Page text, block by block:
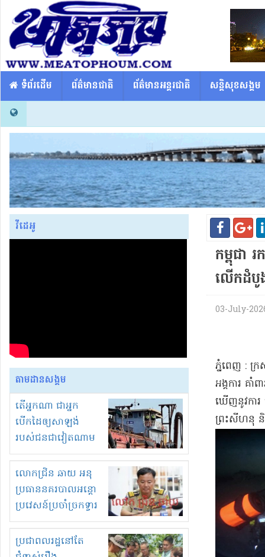
​​ ទំព័រដើម ព័ត៌មានជាតិ ព័ត៌មានអន្តរជាតិ សន្តិសុខសង្គម
វីដេអូ
តាមដានសង្គម
តើអ្នកណា ជាអ្នក
បើកដៃឲ្យសាឡង់
របស់ជនជាវៀតណាម
ចូល មកខុស
ច្បាប់លួចបូមខ្សាច់នៅ
ក្នុងប្រទេសកម្ពុជា
លោកជ្រិន ឆាយ អនុ
ប្រធាននគរបាលអន្តោ
ប្រវេសន៍ប្រចាំច្រកទ្វារ
ព្រំដែនភ្នំឌិន និងឈ្មួញ
មួយចំនួនទៀត
ប្រជាពលរដ្ឋនៅតែ
កម្ពុជា
លើកដំបូ
03-July-
ភ្នំពេញ : ក្
អង្គការ គ
ឃើញនូវការ
ព្រះសីហនុ និ